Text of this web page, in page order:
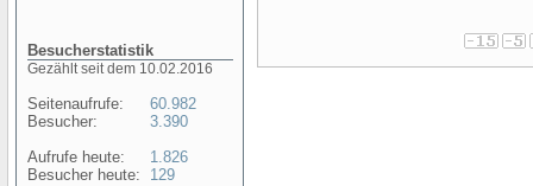
Besucherstatistik
Gezählt seit dem 10.02.2016
Seitenaufrufe:
Besucher:
Aufrufe heute:
Besucher heute:
60.982
3.390
1.826
129